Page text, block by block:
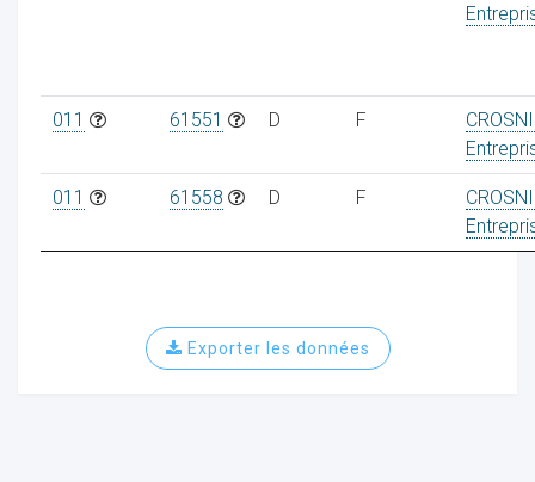
011 61551 D F
011 61558 D F
Exporter les données